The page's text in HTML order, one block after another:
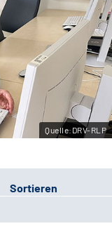
Quelle:DRV-RLP
Sortieren